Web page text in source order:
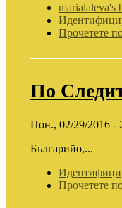
marialaleva's
Прочетете
По
Пон., 02/29/2016 -
Българийо,...
Прочетете